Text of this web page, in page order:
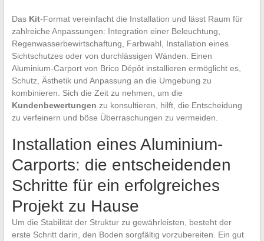
Das Kit-Format vereinfacht die Installation und lässt Raum für
zahlreiche Anpassungen: Integration einer Beleuchtung,
Regenwasserbewirtschaftung, Farbwahl, Installation eines
Sichtschutzes oder von durchlässigen Wänden. Einen
Aluminium-Carport von Brico Dépôt installieren ermöglicht es,
Schutz, Ästhetik und Anpassung an die Umgebung zu
kombinieren. Sich die Zeit zu nehmen, um die
Kundenbewertungen zu konsultieren, hilft, die Entscheidung
zu verfeinern und böse Überraschungen zu vermeiden.
Installation eines Aluminium-
Carports: die entscheidenden
Schritte für ein erfolgreiches
Projekt zu Hause
Um die Stabilität der Struktur zu gewährleisten, besteht der
erste Schritt darin, den Boden sorgfältig vorzubereiten. Ein gut